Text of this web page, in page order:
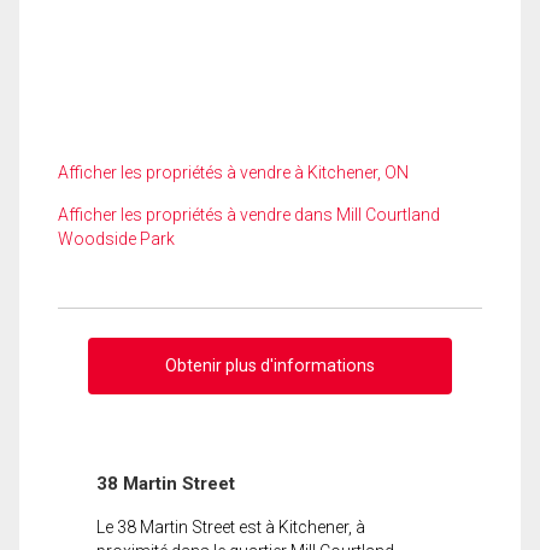
Afficher les propriétés à vendre à Kitchener, ON
Afficher les propriétés à vendre dans Mill Courtland
Woodside Park
Obtenir plus d'informations
38 Martin Street
Le 38 Martin Street est à Kitchener, à